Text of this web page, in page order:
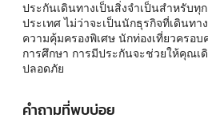
ประกันเดินทางเป็นสิ่งจำเป็นสำหรับทุ
ประเทศ ไม่ว่าจะเป็นนักธุรกิจที่เดินทา
ความคุ้มครองพิเศษ นักท่องเที่ยวครอบ
การศึกษา การมีประกันจะช่วยให้คุณเ
ปลอดภัย
คำถามที่พบบ่อย